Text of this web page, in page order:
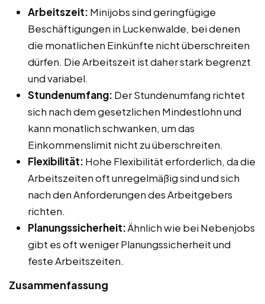
Arbeitszeit: Minijobs sind geringfügige
Beschäftigungen in Luckenwalde, bei denen
die monatlichen Einkünfte nicht überschreiten
dürfen. Die Arbeitszeit ist daher stark begrenzt
und variabel.
Stundenumfang: Der Stundenumfang richtet
sich nach dem gesetzlichen Mindestlohn und
kann monatlich schwanken, um das
Einkommenslimit nicht zu überschreiten.
Flexibilität: Hohe Flexibilität erforderlich, da die
Arbeitszeiten oft unregelmäßig sind und sich
nach den Anforderungen des Arbeitgebers
richten.
Planungssicherheit:Ähnlich wie bei Nebenjobs
gibt es oft weniger Planungssicherheit und
feste Arbeitszeiten.
Zusammenfassung